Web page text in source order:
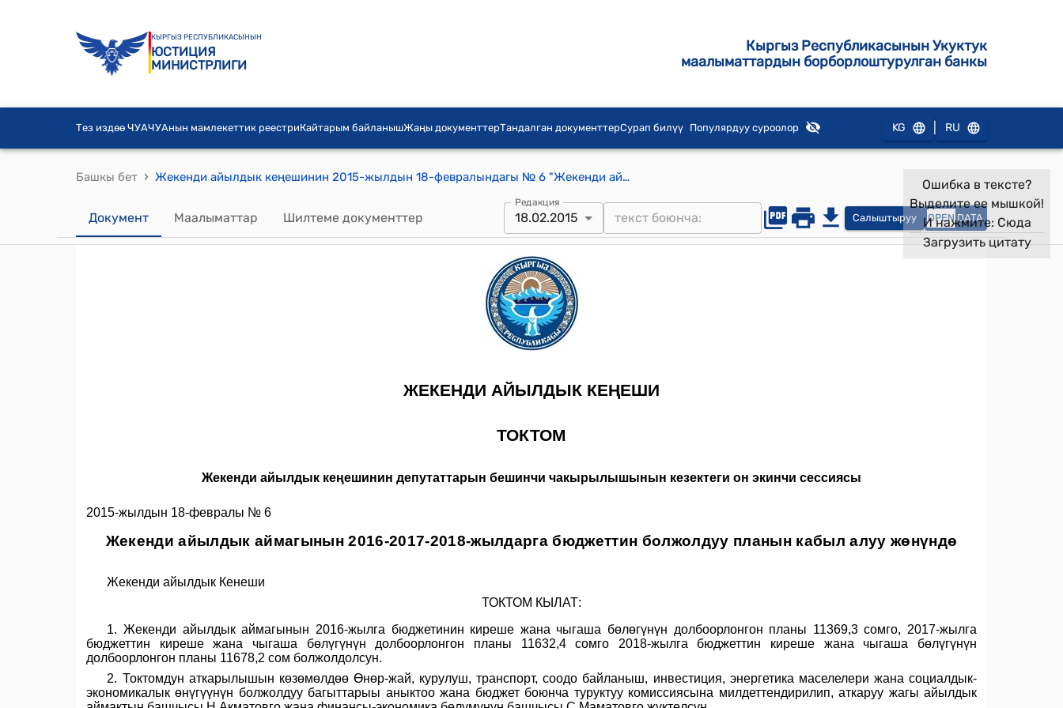
КЫРГЫЗ РЕСПУБЛИКАСЫНЫН
ЮСТИЦИЯ
МИНИСТРЛИГИ
Кыргыз Республикасынын Укуктук
маалыматтардын борборлоштурулган банкы
Тез издөө ЧУАЧУАнын мамлекеттик реестриКайтарым байланышЖаңы документтерТандалган документтерСурап билүү Популярдуу суроолор KG RU
Башкы бет › Жекенди айылдык кеңешинин 2015-жылдын 18-февралындагы № 6 "Жекенди айылдык аймагынын 2016-2017-2018-жылдарга бюджетгин болжолдуу планын кабылалуу жөнүндө" токтому
Документ Маалыматтар Шилтеме документтер
Редакция
18.02.2015 Салыштыруу OPEN DATA
Ошибка в тексте?
Выделите ее мышкой!
И нажмите: Сюда
Загрузить цитату